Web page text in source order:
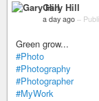
Gary Hill
a day ago –
Green grow...
#Photo
#Photography
#Photographer
#MyWork